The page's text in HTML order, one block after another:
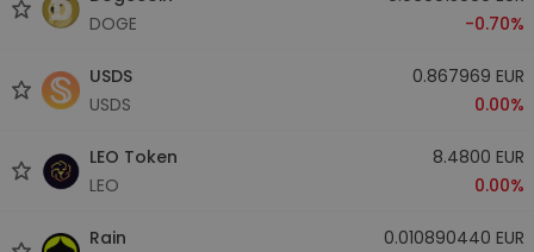
DOGE
-0.70%
USDS
USDS
0.867969 EUR
0.00%
LEO Token
LEO
8.4800 EUR
0.00%
Rain
0.010890440 EUR